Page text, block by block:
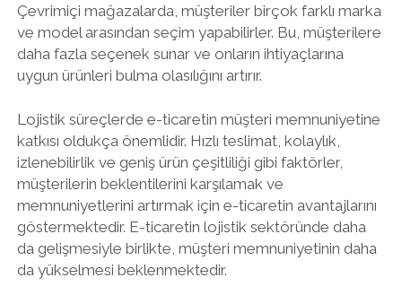
Çevrimiçi mağazalarda, müşteriler birçok farklı marka
ve model arasından seçim yapabilirler. Bu, müşterilere
daha fazla seçenek sunar ve onların ihtiyaçlarına
uygun ürünleri bulma olasılığını artırır.
Lojistik süreçlerde e-ticaretin müşteri memnuniyetine
katkısı oldukça önemlidir. Hızlı teslimat, kolaylık,
izlenebilirlik ve geniş ürün çeşitliliği gibi faktörler,
müşterilerin beklentilerini karşılamak ve
memnuniyetlerini artırmak için e-ticaretin avantajlarını
göstermektedir. E-ticaretin lojistik sektöründe daha
da gelişmesiyle birlikte, müşteri memnuniyetinin daha
da yükselmesi beklenmektedir.